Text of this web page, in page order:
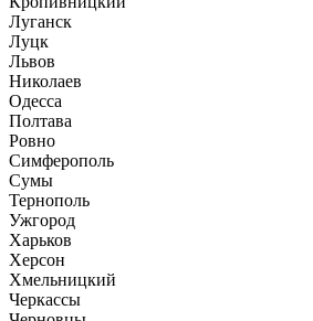
Луганск
Луцк
Львов
Николаев
Одесса
Полтава
Ровно
Симферополь
Сумы
Тернополь
Ужгород
Харьков
Херсон
Хмельницкий
Черкассы